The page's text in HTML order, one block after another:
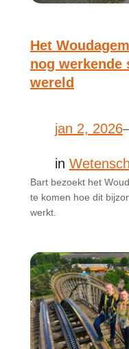
Het
nog werkende
wereld
jan 2, 2026
in
Bart bezoekt het
te komen hoe dit
werkt.